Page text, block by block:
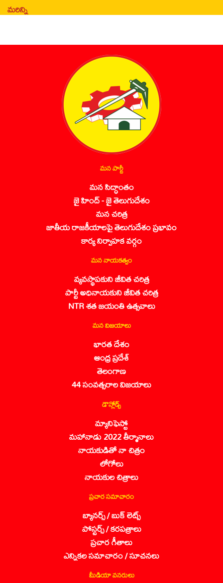
మరిన్ని
మన పార్టీ
మన సిద్ధాంతం
జై హింద్ - జై తెలుగుదేశం
మన చరిత్ర
జాతీయ రాజకీయాలపై తెలుగుదేశం ప్రభావం
కార్య నిర్వాహక వర్గం
మన నాయకత్వం
వ్యవస్థాపకుని జీవిత చరిత్ర
పార్టీ అధినాయకుని జీవిత చరిత్ర
NTR శత జయంతి ఉత్సవాలు
మన విజయాలు
భారత దేశం
ఆంధ్ర ప్రదేశ్
తెలంగాణ
44 సంవత్సరాల విజయాలు
డౌన్లోడ్స్
మ్యానిఫెస్టో
మహానాడు 2022 తీర్మానాలు
నాయకుడితో నా చిత్రం
లోగోలు
నాయకుల చిత్రాలు
ప్రచార సమాచారం
బ్యానర్స్ / బుక్ లెట్స్
పోస్టర్స్ / కరపత్రాలు
ప్రచార గీతాలు
ఎన్నికల సమాచారం / సూచనలు
మీడియా వనరులు